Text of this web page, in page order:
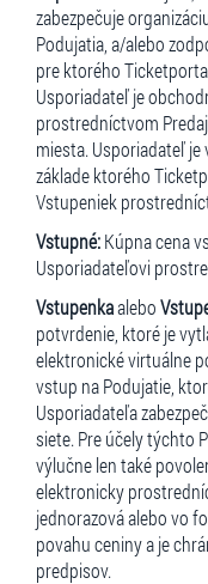
zabezpečuje
Podujatia, a/alebo
pre ktorého
Usporiadateľ je
prostredníctvom
miesta. Usporiadateľ
základe ktorého
Vstupeniek
Vstupné:Kúpna cena
Usporiadateľovi
Vstupenkaalebo
potvrdenie, ktoré je
elektronické virtuálne
vstup na Podujatie,
Usporiadateľa
siete. Pre účely týchto
výlučne len také
elektronicky
jednorazová alebo vo
povahu ceniny a je
predpisov.